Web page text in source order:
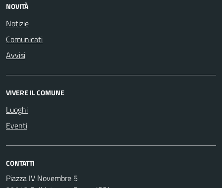
NOVITÀ
Notizie
Comunicati
Avvisi
VIVERE IL COMUNE
Luoghi
Eventi
CONTATTI
Piazza IV Novembre 5